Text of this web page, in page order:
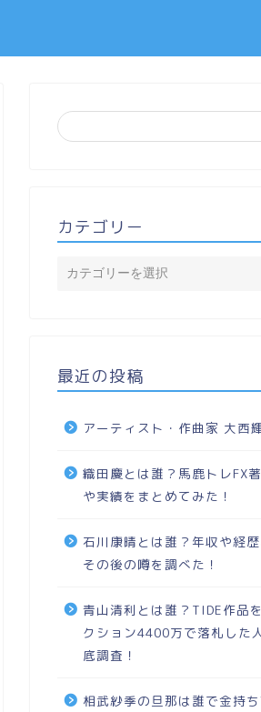
カテゴリー
最近の投稿
アーティスト・作曲家 大西
織田慶とは誰？馬鹿トレFX
や実績をまとめてみた！
石川康晴とは誰？年収や経
その後の噂を調べた！
青山清利とは誰？TIDE作品
クション4400万で落札した
底調査！
相武紗季の旦那は誰で金持